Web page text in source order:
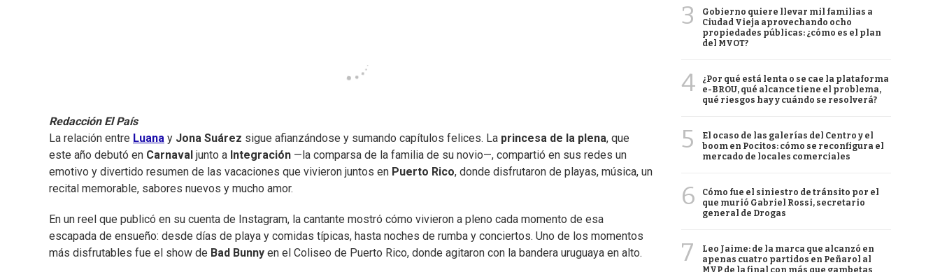
Redacción El País
La relación entre Luana y Jona Suárez sigue afianzándose y sumando capítulos felices. La princesa de la plena, que
este año debutó en Carnaval junto a Integración —la comparsa de la familia de su novio—, compartió en sus redes un
emotivo y divertido resumen de las vacaciones que vivieron juntos en Puerto Rico, donde disfrutaron de playas, música, un
recital memorable, sabores nuevos y mucho amor.
En un reel que publicó en su cuenta de Instagram, la cantante mostró cómo vivieron a pleno cada momento de esa
escapada de ensueño: desde días de playa y comidas típicas, hasta noches de rumba y conciertos. Uno de los momentos
más disfrutables fue el show de Bad Bunny en el Coliseo de Puerto Rico, donde agitaron con la bandera uruguaya en alto.
3
Gobierno quiere llevar mil familias a
Ciudad Vieja aprovechando ocho
propiedades públicas: ¿cómo es el plan
del MVOT?
4
¿Por qué está lenta o se cae la plataforma
e-BROU, qué alcance tiene el problema,
qué riesgos hay y cuándo se resolverá?
5
El ocaso de las galerías del Centro y el
boom en Pocitos: cómo se reconfigura el
mercado de locales comerciales
6
Cómo fue el siniestro de tránsito por el
que murió Gabriel Rossi, secretario
general de Drogas
7
Leo Jaime: de la marca que alcanzó en
apenas cuatro partidos en Peñarol al
MVP de la final con más que gambetas